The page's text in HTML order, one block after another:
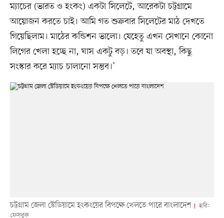
ম্যাচের (ভারত ও হংকং) একটা সিলেটে, আরেকটা চট্টগ্রামে
আয়োজন করতে চাই। আমি গত শুক্রবার সিলেটের মাঠ দেখতে
গিয়েছিলাম। মাঠের কন্ডিশন ভালো। যেহেতু এখন সেখানে কোনো
লিগের খেলা হচ্ছে না, ঘাস একটু বড়। তবে যা অবস্থা, কিছু
সংস্কার করে ম্যাচ চালানো সম্ভব।’
চট্টগ্রাম জেলা স্টেডিয়ামে হংকংয়ের বিপক্ষে খেলতে পারে বাংলাদেশ
ছবি:
ফেসবুক